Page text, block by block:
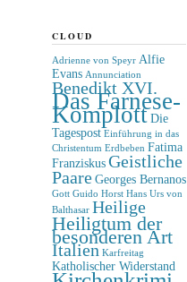
CLOUD
Adrienne von Speyr Alfie
Evans Annunciation
Benedikt XVI.
Das Farnese-
Komplott Die
Tagespost Einführung in das
Christentum Erdbeben Fatima
Franziskus Geistliche
Paare Georges Bernanos
Gott Guido Horst Hans Urs von
Balthasar Heilige
Heiligtum der
besonderen Art
Italien Karfreitag
Katholischer Widerstand